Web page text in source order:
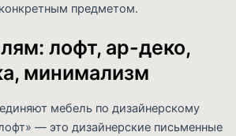
предметом.
лофт, ар-деко,
минимализм
мебель по дизайнерскому
— это дизайнерские письменные